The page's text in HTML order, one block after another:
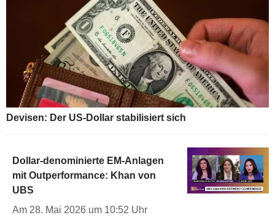
Devisen: Der US-Dollar stabilisiert sich
Dollar-denominierte EM-Anlagen
mit Outperformance: Khan von
UBS
Am 28. Mai 2026 um 10:52 Uhr